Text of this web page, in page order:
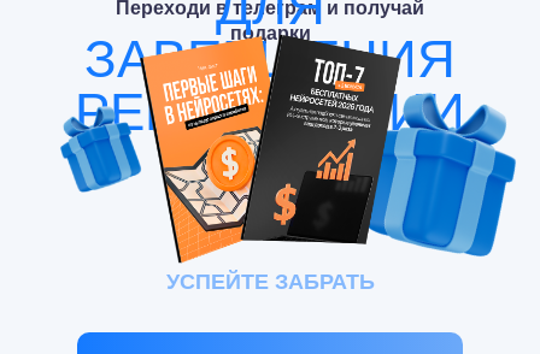
Переходи в телеграм и получай
подарки
ЗАВЕРШЕНИЯ
РЕГИСТРАЦИИ
УСПЕЙТЕ ЗАБРАТЬ